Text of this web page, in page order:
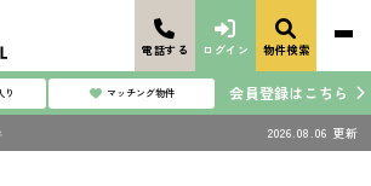
電話する ログイン 物件検索
り マッチング物件 会員登録はこちら
2026.08.06 更新